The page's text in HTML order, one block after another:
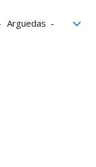
Arguedas